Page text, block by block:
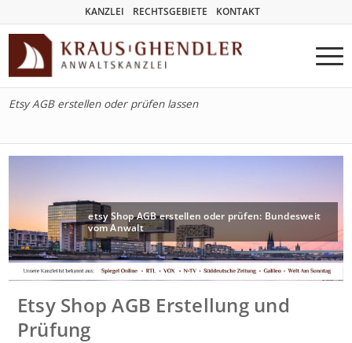
KANZLEI RECHTSGEBIETE KONTAKT
Etsy AGB erstellen oder prüfen lassen
etsy Shop AGB erstellen oder prüfen: Bundesweit
vom Anwalt
Etsy Shop AGB Erstellung und
Prüfung